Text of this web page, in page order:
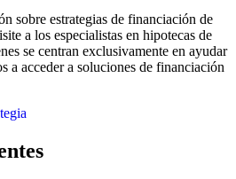
sobre estrategias de financiación de
a los especialistas en hipotecas de
se centran exclusivamente en ayudar
a acceder a soluciones de financiación